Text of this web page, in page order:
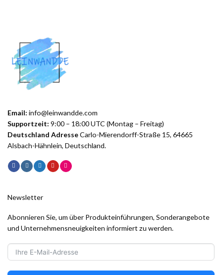
Email: info@leinwandde.com
Supportzeit: 9:00 – 18:00 UTC (Montag – Freitag)
Deutschland AdresseCarlo-Mierendorff-Straße 15, 64665
Alsbach-Hähnlein, Deutschland.
Newsletter
Abonnieren Sie, um über Produkteinführungen, Sonderangebote
und Unternehmensneuigkeiten informiert zu werden.